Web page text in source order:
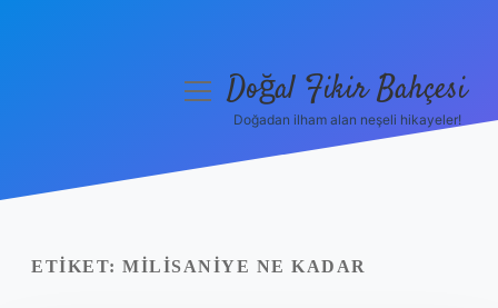
Yasal Uyarı
menüyüDoğal Fikir Bahçesi
Doğadan ilham alan neşeli hikayeler!
ETIKET: MILISANIYE NE KADAR